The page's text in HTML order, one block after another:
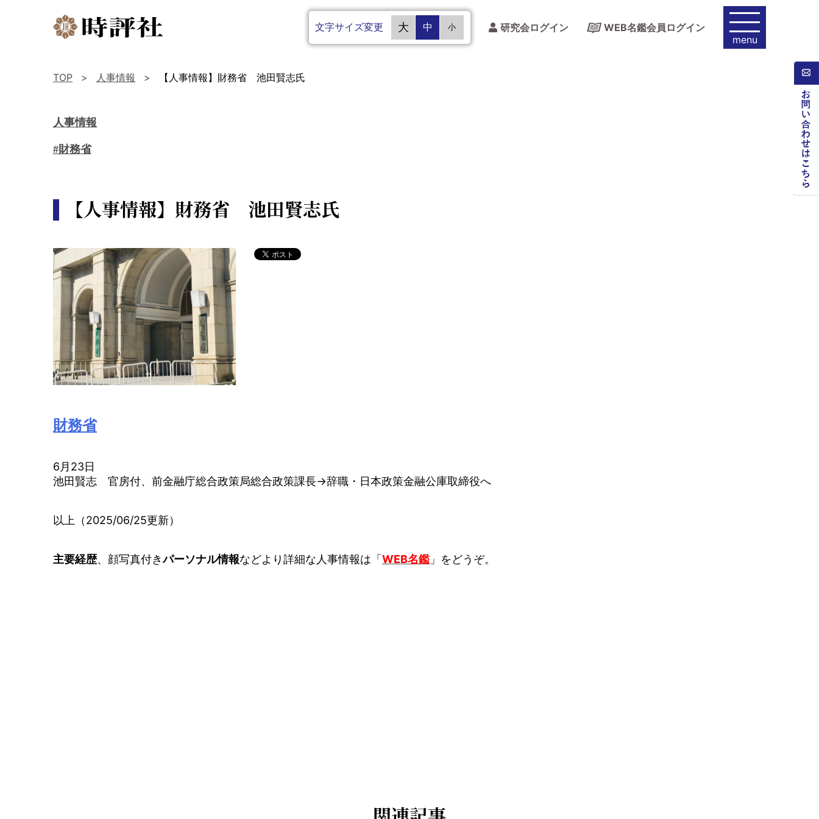
文字サイズ変更 大 中 小 研究会ログイン
WEB名鑑会員ログイン
menu
TOP 人事情報 【人事情報】財務省 池田賢志氏
人事情報
#財務省
【人事情報】財務省 池田賢志氏
財務省
6月23日
池田賢志 官房付、前金融庁総合政策局総合政策課長→辞職・日本政策金融公庫取締役へ
以上（2025/06/25更新）
主要経歴、顔写真付きパーソナル情報などより詳細な人事情報は「 WEB名鑑 」をどうぞ。